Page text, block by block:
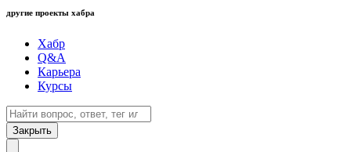
другие проекты хабра
Хабр
Q&A
Карьера
Курсы
Закрыть